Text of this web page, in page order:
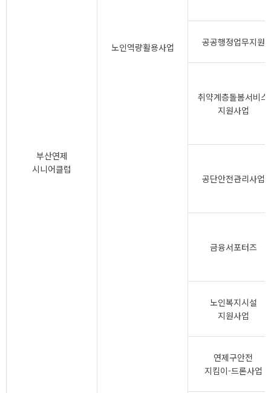
부산연제
시니어클럽
노인역량활용사업 공공행정업무지원
취약계층돌봄서비스
지원사업
공단안전관리사업
금융서포터즈
노인복지시설
지원사업
연제구안전
지킴이-드론사업